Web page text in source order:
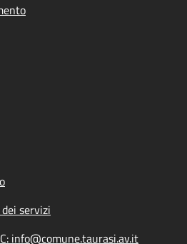
servizi
info@comune.taurasi.av.it